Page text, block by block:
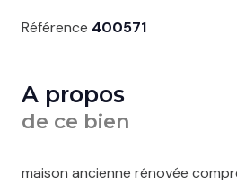
Référence 400571
A propos
de ce bien
maison ancienne rénovée